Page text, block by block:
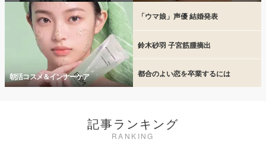
朝活コスメ＆インナーケア
「ウマ娘」声優 結婚発表
鈴木砂羽 子宮筋腫摘出
都合のよい恋を卒業するには
記事ランキング
RANKING